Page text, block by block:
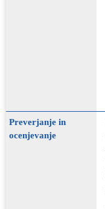
Preverjanje in
ocenjevanje